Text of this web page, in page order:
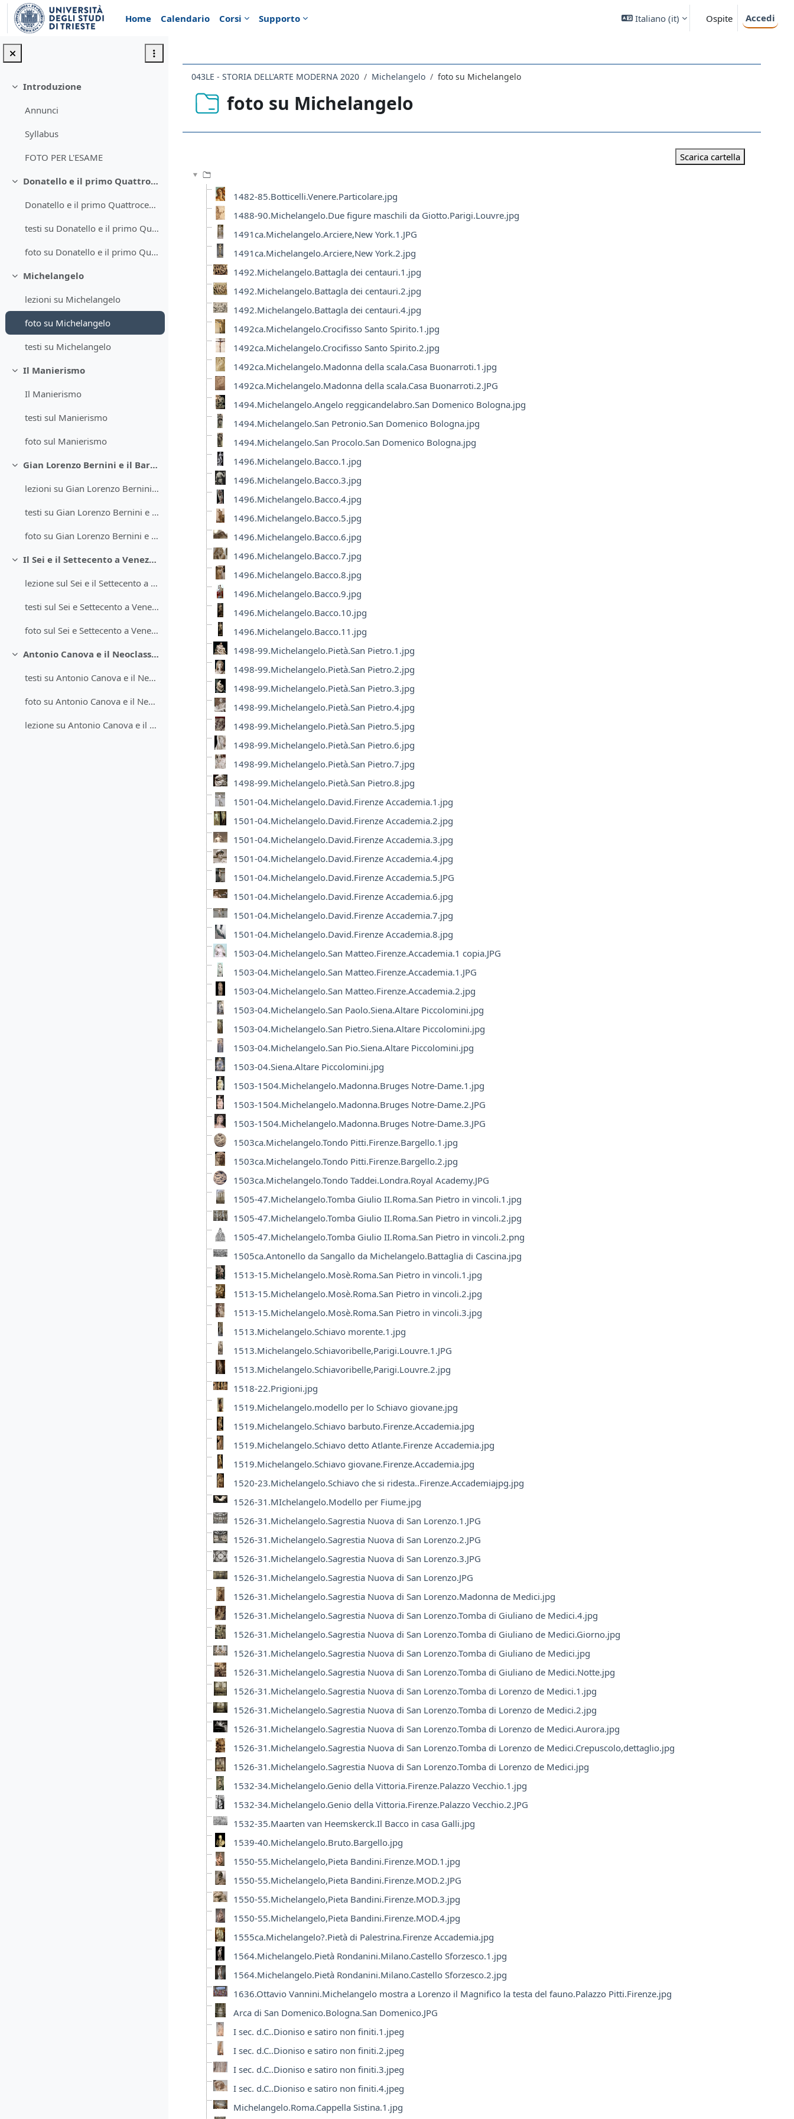
Vai al contenuto principale
Home
Calendario Corsi Supporto Italiano ‎(it)‎ Ospite Accedi
Minimizza
Introduzione
Annunci
Syllabus
FOTO PER L'ESAME
Minimizza
Donatello e il primo Quattrocento
Donatello e il primo Quattrocento
testi su Donatello e il primo Quattrocento
foto su Donatello e il primo Quattrocento
Minimizza
Michelangelo
lezioni su Michelangelo
foto su Michelangelo
testi su Michelangelo
Minimizza
Il Manierismo
Il Manierismo
testi sul Manierismo
foto sul Manierismo
Minimizza
Gian Lorenzo Bernini e il Barocco
lezioni su Gian Lorenzo Bernini e il Barocco
testi su Gian Lorenzo Bernini e il Barocco
foto su Gian Lorenzo Bernini e il Barocco
Minimizza
Il Sei e il Settecento a Venezia e in Francia
lezione sul Sei e il Settecento a Venezia e in Francia
testi sul Sei e Settecento a Venezia e in Francia
foto sul Sei e Settecento a Venezia e in Francia
Minimizza
Antonio Canova e il Neoclassicismo
testi su Antonio Canova e il Neoclassicismo
foto su Antonio Canova e il Neoclassicismo
lezione su Antonio Canova e il Neoclassismo
043LE - STORIA DELL'ARTE MODERNA 2020 Michelangelo foto su Michelangelo
foto su Michelangelo
Scarica cartella
1482-85.Botticelli.Venere.Particolare.jpg
1488-90.Michelangelo.Due figure maschili da Giotto.Parigi.Louvre.jpg
1491ca.Michelangelo.Arciere,New York.1.JPG
1491ca.Michelangelo.Arciere,New York.2.jpg
1492.Michelangelo.Battagla dei centauri.1.jpg
1492.Michelangelo.Battagla dei centauri.2.jpg
1492.Michelangelo.Battagla dei centauri.4.jpg
1492ca.Michelangelo.Crocifisso Santo Spirito.1.jpg
1492ca.Michelangelo.Crocifisso Santo Spirito.2.jpg
1492ca.Michelangelo.Madonna della scala.Casa Buonarroti.1.jpg
1492ca.Michelangelo.Madonna della scala.Casa Buonarroti.2.JPG
1494.Michelangelo.Angelo reggicandelabro.San Domenico Bologna.jpg
1494.Michelangelo.San Petronio.San Domenico Bologna.jpg
1494.Michelangelo.San Procolo.San Domenico Bologna.jpg
1496.Michelangelo.Bacco.1.jpg
1496.Michelangelo.Bacco.3.jpg
1496.Michelangelo.Bacco.4.jpg
1496.Michelangelo.Bacco.5.jpg
1496.Michelangelo.Bacco.6.jpg
1496.Michelangelo.Bacco.7.jpg
1496.Michelangelo.Bacco.8.jpg
1496.Michelangelo.Bacco.9.jpg
1496.Michelangelo.Bacco.10.jpg
1496.Michelangelo.Bacco.11.jpg
1498-99.Michelangelo.Pietà.San Pietro.1.jpg
1498-99.Michelangelo.Pietà.San Pietro.2.jpg
1498-99.Michelangelo.Pietà.San Pietro.3.jpg
1498-99.Michelangelo.Pietà.San Pietro.4.jpg
1498-99.Michelangelo.Pietà.San Pietro.5.jpg
1498-99.Michelangelo.Pietà.San Pietro.6.jpg
1498-99.Michelangelo.Pietà.San Pietro.7.jpg
1498-99.Michelangelo.Pietà.San Pietro.8.jpg
1501-04.Michelangelo.David.Firenze Accademia.1.jpg
1501-04.Michelangelo.David.Firenze Accademia.2.jpg
1501-04.Michelangelo.David.Firenze Accademia.3.jpg
1501-04.Michelangelo.David.Firenze Accademia.4.jpg
1501-04.Michelangelo.David.Firenze Accademia.5.JPG
1501-04.Michelangelo.David.Firenze Accademia.6.jpg
1501-04.Michelangelo.David.Firenze Accademia.7.jpg
1501-04.Michelangelo.David.Firenze Accademia.8.jpg
1503-04.Michelangelo.San Matteo.Firenze.Accademia.1 copia.JPG
1503-04.Michelangelo.San Matteo.Firenze.Accademia.1.JPG
1503-04.Michelangelo.San Matteo.Firenze.Accademia.2.jpg
1503-04.Michelangelo.San Paolo.Siena.Altare Piccolomini.jpg
1503-04.Michelangelo.San Pietro.Siena.Altare Piccolomini.jpg
1503-04.Michelangelo.San Pio.Siena.Altare Piccolomini.jpg
1503-04.Siena.Altare Piccolomini.jpg
1503-1504.Michelangelo.Madonna.Bruges Notre-Dame.1.jpg
1503-1504.Michelangelo.Madonna.Bruges Notre-Dame.2.JPG
1503-1504.Michelangelo.Madonna.Bruges Notre-Dame.3.JPG
1503ca.Michelangelo.Tondo Pitti.Firenze.Bargello.1.jpg
1503ca.Michelangelo.Tondo Pitti.Firenze.Bargello.2.jpg
1503ca.Michelangelo.Tondo Taddei.Londra.Royal Academy.JPG
1505-47.Michelangelo.Tomba Giulio II.Roma.San Pietro in vincoli.1.jpg
1505-47.Michelangelo.Tomba Giulio II.Roma.San Pietro in vincoli.2.jpg
1505-47.Michelangelo.Tomba Giulio II.Roma.San Pietro in vincoli.2.png
1505ca.Antonello da Sangallo da Michelangelo.Battaglia di Cascina.jpg
1513-15.Michelangelo.Mosè.Roma.San Pietro in vincoli.1.jpg
1513-15.Michelangelo.Mosè.Roma.San Pietro in vincoli.2.jpg
1513-15.Michelangelo.Mosè.Roma.San Pietro in vincoli.3.jpg
1513.Michelangelo.Schiavo morente.1.jpg
1513.Michelangelo.Schiavoribelle,Parigi.Louvre.1.JPG
1513.Michelangelo.Schiavoribelle,Parigi.Louvre.2.jpg
1518-22.Prigioni.jpg
1519.Michelangelo.modello per lo Schiavo giovane.jpg
1519.Michelangelo.Schiavo barbuto.Firenze.Accademia.jpg
1519.Michelangelo.Schiavo detto Atlante.Firenze Accademia.jpg
1519.Michelangelo.Schiavo giovane.Firenze.Accademia.jpg
1520-23.Michelangelo.Schiavo che si ridesta..Firenze.Accademiajpg.jpg
1526-31.MIchelangelo.Modello per Fiume.jpg
1526-31.Michelangelo.Sagrestia Nuova di San Lorenzo.1.JPG
1526-31.Michelangelo.Sagrestia Nuova di San Lorenzo.2.JPG
1526-31.Michelangelo.Sagrestia Nuova di San Lorenzo.3.JPG
1526-31.Michelangelo.Sagrestia Nuova di San Lorenzo.JPG
1526-31.Michelangelo.Sagrestia Nuova di San Lorenzo.Madonna de Medici.jpg
1526-31.Michelangelo.Sagrestia Nuova di San Lorenzo.Tomba di Giuliano de Medici.4.jpg
1526-31.Michelangelo.Sagrestia Nuova di San Lorenzo.Tomba di Giuliano de Medici.Giorno.jpg
1526-31.Michelangelo.Sagrestia Nuova di San Lorenzo.Tomba di Giuliano de Medici.jpg
1526-31.Michelangelo.Sagrestia Nuova di San Lorenzo.Tomba di Giuliano de Medici.Notte.jpg
1526-31.Michelangelo.Sagrestia Nuova di San Lorenzo.Tomba di Lorenzo de Medici.1.jpg
1526-31.Michelangelo.Sagrestia Nuova di San Lorenzo.Tomba di Lorenzo de Medici.2.jpg
1526-31.Michelangelo.Sagrestia Nuova di San Lorenzo.Tomba di Lorenzo de Medici.Aurora.jpg
1526-31.Michelangelo.Sagrestia Nuova di San Lorenzo.Tomba di Lorenzo de Medici.Crepuscolo,dettaglio.jpg
1526-31.Michelangelo.Sagrestia Nuova di San Lorenzo.Tomba di Lorenzo de Medici.jpg
1532-34.Michelangelo.Genio della Vittoria.Firenze.Palazzo Vecchio.1.jpg
1532-34.Michelangelo.Genio della Vittoria.Firenze.Palazzo Vecchio.2.JPG
1532-35.Maarten van Heemskerck.Il Bacco in casa Galli.jpg
1539-40.Michelangelo.Bruto.Bargello.jpg
1550-55.Michelangelo,Pieta Bandini.Firenze.MOD.1.jpg
1550-55.Michelangelo,Pieta Bandini.Firenze.MOD.2.JPG
1550-55.Michelangelo,Pieta Bandini.Firenze.MOD.3.jpg
1550-55.Michelangelo,Pieta Bandini.Firenze.MOD.4.jpg
1555ca.Michelangelo?.Pietà di Palestrina.Firenze Accademia.jpg
1564.Michelangelo.Pietà Rondanini.Milano.Castello Sforzesco.1.jpg
1564.Michelangelo.Pietà Rondanini.Milano.Castello Sforzesco.2.jpg
1636.Ottavio Vannini.Michelangelo mostra a Lorenzo il Magnifico la testa del fauno.Palazzo Pitti.Firenze.jpg
Arca di San Domenico.Bologna.San Domenico.JPG
I sec. d.C..Dioniso e satiro non finiti.1.jpeg
I sec. d.C..Dioniso e satiro non finiti.2.jpeg
I sec. d.C..Dioniso e satiro non finiti.3.jpeg
I sec. d.C..Dioniso e satiro non finiti.4.jpeg
Michelangelo.Roma.Cappella Sistina.1.jpg